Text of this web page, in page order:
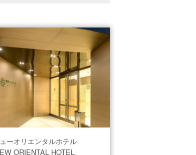
ーオリエンタルホテル
ORIENTAL HOTEL